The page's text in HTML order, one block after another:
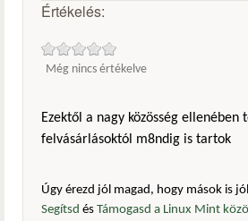
Értékelés:
Még nincs értékelve
Ezektől a nagy közösség ellenében
felvásárlásoktól m8ndig is tartok
Úgy érezd jól magad, hogy mások is
Segítsd és Támogasd a Linux Mint